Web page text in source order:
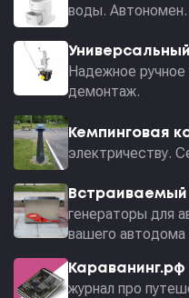
воды.
Надежное ручное
демонтаж.
Кемпинговая
электричеству.
генераторы для
вашего автодома
Караванинг.рф
журнал про